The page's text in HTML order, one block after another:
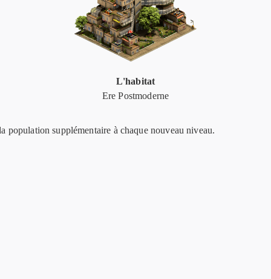
L'habitat
Ere Postmoderne
population supplémentaire à chaque nouveau niveau.